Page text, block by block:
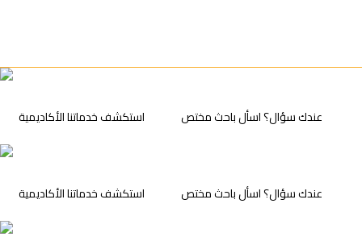
⁠استكشف خدماتنا الأكاديمية عندك سؤال؟ اسأل باحث مختص
⁠استكشف خدماتنا الأكاديمية عندك سؤال؟ اسأل باحث مختص